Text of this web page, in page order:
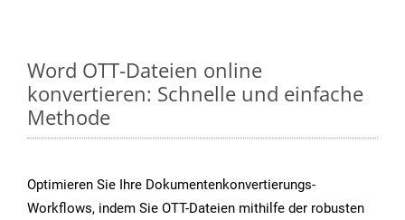
Word OTT-Dateien online
konvertieren: Schnelle und einfache
Methode
Optimieren Sie Ihre Dokumentenkonvertierungs-
Workflows, indem Sie OTT-Dateien mithilfe der robusten